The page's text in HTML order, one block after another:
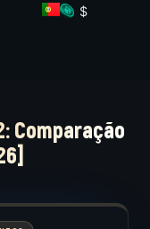
$
Comparação